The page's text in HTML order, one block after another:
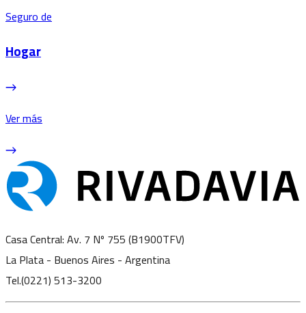
Seguro de
Hogar
Ver más
Casa Central: Av. 7 Nº 755 (B1900TFV)
La Plata - Buenos Aires - Argentina
Tel.(0221) 513-3200